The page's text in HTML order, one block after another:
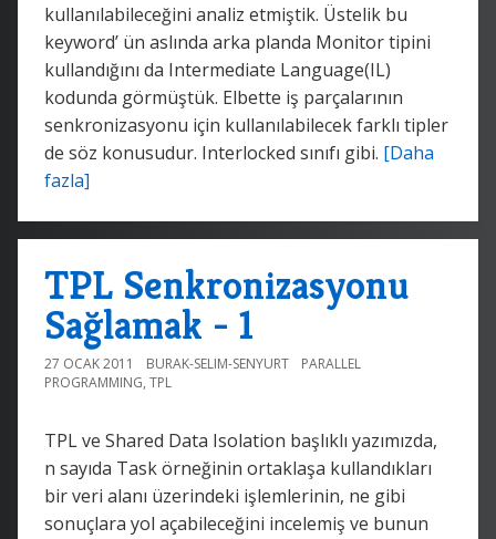
kullanılabileceğini analiz etmiştik. Üstelik bu
keyword’ ün aslında arka planda Monitor tipini
kullandığını da Intermediate Language(IL)
kodunda görmüştük. Elbette iş parçalarının
senkronizasyonu için kullanılabilecek farklı tipler
de söz konusudur. Interlocked sınıfı gibi. [Daha
fazla]
TPL Senkronizasyonu
Sağlamak - 1
27 OCAK 2011 BURAK-SELIM-SENYURT
PARALLEL
PROGRAMMING, TPL
TPL ve Shared Data Isolation başlıklı yazımızda,
n sayıda Task örneğinin ortaklaşa kullandıkları
bir veri alanı üzerindeki işlemlerinin, ne gibi
sonuçlara yol açabileceğini incelemiş ve bunun